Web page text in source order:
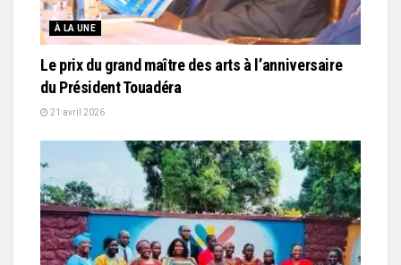
À LA UNE
Le prix du grand maître des arts à l’anniversaire
du Président Touadéra
21 avril 2026